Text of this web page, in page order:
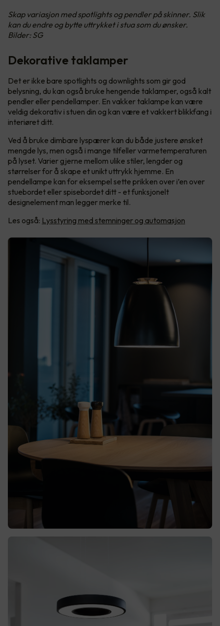
Skap variasjon med spotlights og pendler på skinner. Slik
kan du endre og bytte uttrykket i stua som du ønsker.
Bilder: SG
Dekorative taklamper
Det er ikke bare spotlights og downlights som gir god
belysning, du kan også bruke hengende taklamper, også kalt
pendler eller pendellamper. En vakker taklampe kan være
veldig dekorativ i stuen din og kan være et vakkert blikkfang i
interiøret ditt.
Ved å bruke dimbare lyspærer kan du både justere ønsket
mengde lys, men også i mange tilfeller varmetemperaturen
på lyset. Varier gjerne mellom ulike stiler, lengder og
størrelser for å skape et unikt uttrykk hjemme. En
pendellampe kan for eksempel sette prikken over i’en over
stuebordet eller spisebordet ditt - et funksjonelt
designelement man legger merke til.
Les også: Lysstyring med stemninger og automasjon